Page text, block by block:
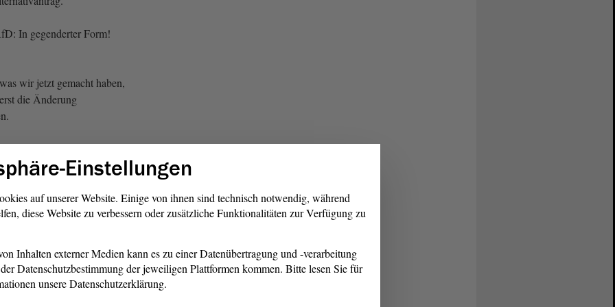
In gegenderter Form!
wir jetzt gemacht haben,
die Änderung
Den haben wir doch
jetzt korrekt. Wir ändern
Keding, CDU: Nein!
worden! - Zuruf von
- Weitere Zurufe)
Einstellungen
auf unserer Website. Einige von ihnen sind technisch notwendig, während
diese Website zu verbessern oder zusätzliche Funktionalitäten zur Verfügung zu
Inhalten externer Medien kann es zu einer Datenübertragung und -verarbeitung
Datenschutzbestimmung der jeweiligen Plattformen kommen. Bitte lesen Sie für
unsere Datenschutzerklärung.